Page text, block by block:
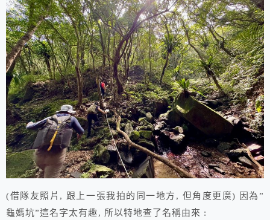
(借隊友照片, 跟上一張我拍的同一地方, 但角度更廣) 因為”
龜媽坑”這名字太有趣, 所以特地查了名稱由來 :